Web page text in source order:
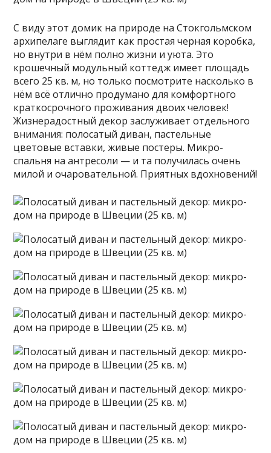
С виду этот домик на природе на Стокгольмском
архипелаге выглядит как простая черная коробка,
но внутри в нём полно жизни и уюта. Это
крошечный модульный коттедж имеет площадь
всего 25 кв. м, но только посмотрите насколько в
нём всё отлично продумано для комфортного
краткосрочного проживания двоих человек!
Жизнерадостный декор заслуживает отдельного
внимания: полосатый диван, пастельные
цветовые вставки, живые постеры. Микро-
спальня на антресоли — и та получилась очень
милой и очаровательной. Приятных вдохновений!